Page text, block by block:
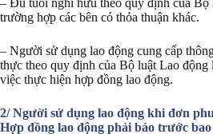
– Đủ tuổi nghỉ hưu theo quy định của Bộ
trường hợp các bên có thỏa thuận khác.
– Người sử dụng lao động cung cấp
thực theo quy định của Bộ luật Lao động
việc thực hiện hợp đồng lao động.
2/ Người sử dụng lao động khi đơn
Hợp đồng lao động phải báo trước